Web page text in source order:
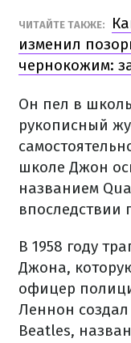
ЧИТАЙТЕ ТАКЖЕ:
изменил
чернокожим:
Он пел в
рукописный
школе Джон
названием
впоследствии
В 1958 году
Джона,
офицер
Леннон
Beatles,